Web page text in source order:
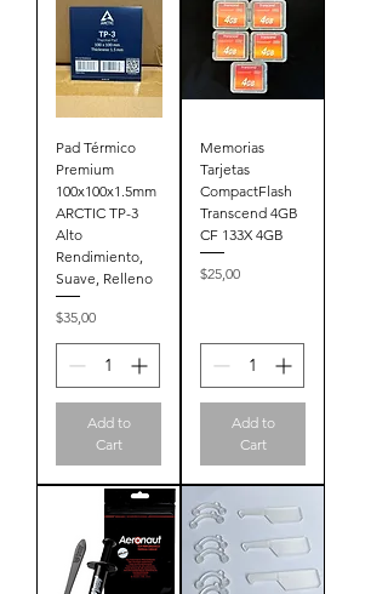
Pad Térmico
Premium
100x100x1.5mm
ARCTIC TP-3
Alto
Rendimiento,
Suave, Relleno
Price
$35,00
Add to
Cart
Memorias
Tarjetas
CompactFlash
Transcend 4GB
CF 133X 4GB
Price
$25,00
Add to
Cart